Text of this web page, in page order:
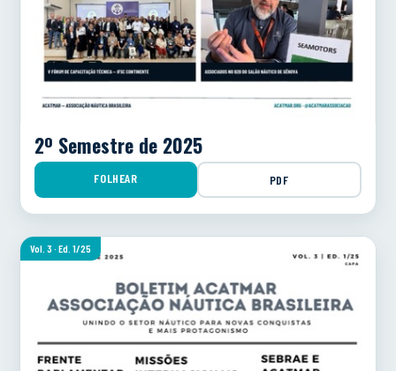
2º Semestre de 2025
FOLHEAR PDF
Vol. 3 · Ed. 1/25